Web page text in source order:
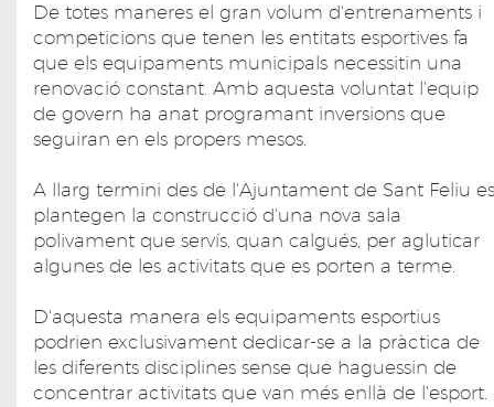
De totes maneres el gran volum d'entrenaments i
competicions que tenen les entitats esportives fa
que els equipaments municipals necessitin una
renovació constant. Amb aquesta voluntat l'equip
de govern ha anat programant inversions que
seguiran en els propers mesos.
A llarg termini des de l'Ajuntament de Sant Feliu es
plantegen la construcció d'una nova sala
polivament que servís, quan calgués, per agluticar
algunes de les activitats que es porten a terme.
D'aquesta manera els equipaments esportius
podrien exclusivament dedicar-se a la pràctica de
les diferents disciplines sense que haguessin de
concentrar activitats que van més enllà de l'esport.